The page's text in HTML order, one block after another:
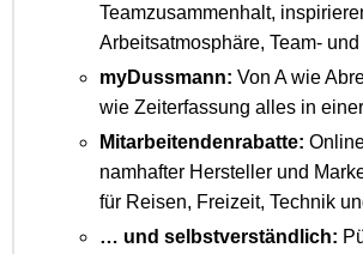
Teamzusammenhalt,
Arbeitsatmosphäre, Team-
myDussmann: Von A wie
wie Zeiterfassung alles in
Mitarbeitendenrabatte:
namhafter Hersteller und
für Reisen, Freizeit, Technik
… und selbstverständlich: